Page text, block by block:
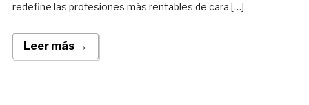
redefine las profesiones más rentables de cara […]
Leer más →